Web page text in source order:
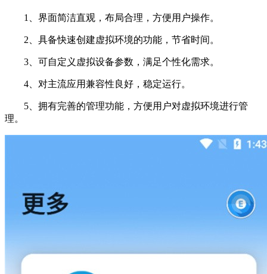
1、界面简洁直观，布局合理，方便用户操作。
2、具备快速创建虚拟环境的功能，节省时间。
3、可自定义虚拟设备参数，满足个性化需求。
4、对主流应用兼容性良好，稳定运行。
5、拥有完善的管理功能，方便用户对虚拟环境进行管
理。